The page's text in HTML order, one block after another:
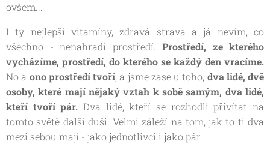
ovšem...
I ty nejlepší vitamíny, zdravá strava a já nevím, co
všechno - nenahradí prostředí. Prostředí, ze kterého
vycházíme, prostředí, do kterého se každý den vracíme.
No a ono prostředí tvoří, a jsme zase u toho, dva lidé, dvě
osoby, které mají nějaký vztah k sobě samým, dva lidé,
kteří tvoří pár. Dva lidé, kteří se rozhodli přivítat na
tomto světě další duši. Velmi záleží na tom, jak to ti dva
mezi sebou mají - jako jednotlivci i jako pár.